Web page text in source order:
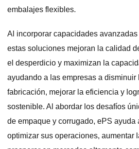
embalajes flexibles.
Al incorporar capacidades
estas soluciones mejoran la calidad
el desperdicio y maximizan la
ayudando a las empresas a disminuir
fabricación, mejorar la eficiencia y
sostenible. Al abordar los desafíos
de empaque y corrugado, ePS ayuda
optimizar sus operaciones, aumentar